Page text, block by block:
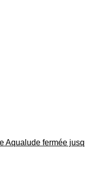
Aqualude fermée